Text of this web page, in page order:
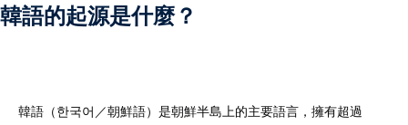
韓語的起源是什麼？
韓語（한국어／朝鮮語）是朝鮮半島上的主要語言，擁有超過